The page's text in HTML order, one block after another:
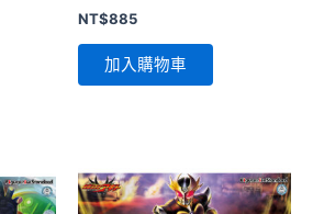
NT$885
加入購物車